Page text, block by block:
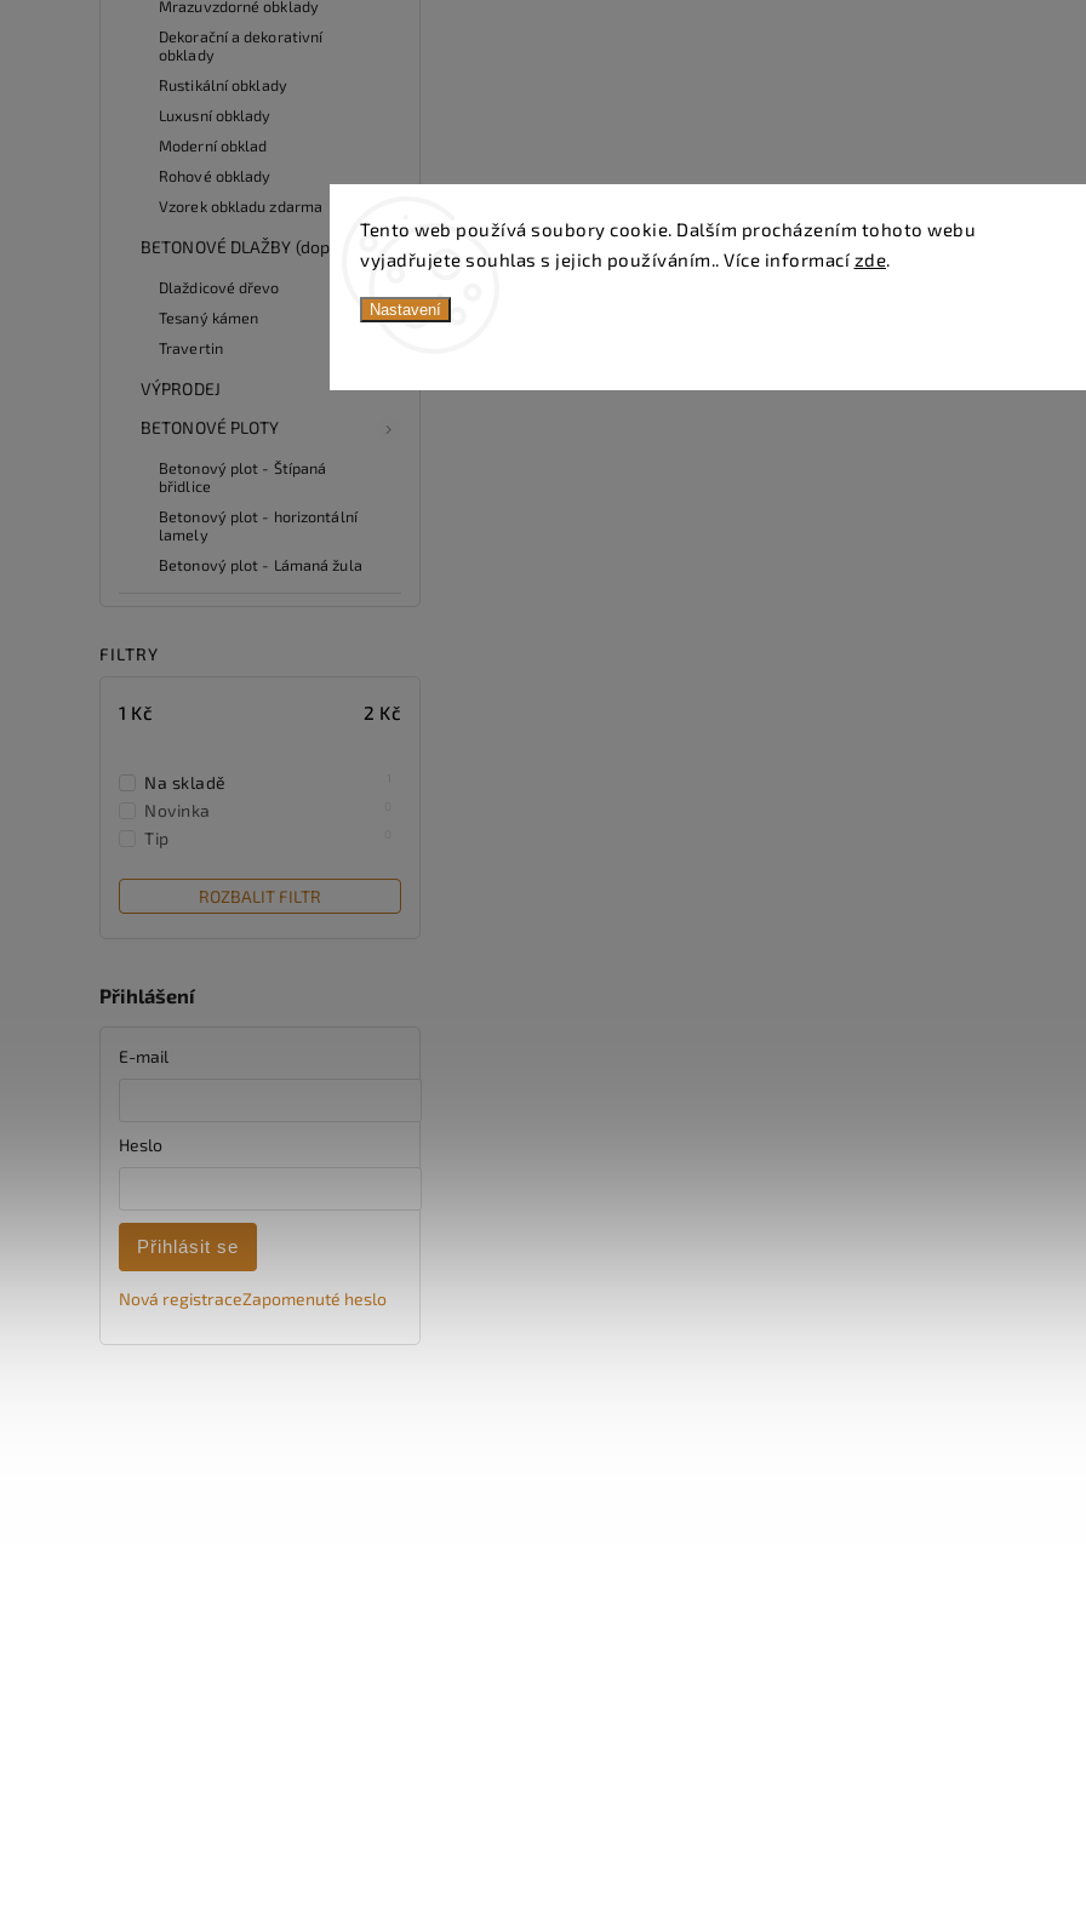
Tento web používá soubory cookie. Dalším procházením tohoto webu
vyjadřujete souhlas s jejich používáním.. Více informací zde.
Nastavení
Mrazuvzdorné obklady
Dekorační a dekorativní
obklady
Rustikální obklady
Luxusní obklady
Moderní obklad
Rohové obklady
Vzorek obkladu zdarma
BETONOVÉ DLAŽBY (doprodej)
Dlaždicové dřevo
Tesaný kámen
Travertin
VÝPRODEJ
BETONOVÉ PLOTY
Betonový plot - Štípaná
břidlice
Betonový plot - horizontální
lamely
Betonový plot - Lámaná žula
FILTRY
1 Kč 2 Kč
Na skladě
Novinka
Tip
ROZBALIT FILTR
Přihlášení
E-mail
Heslo
Přihlásit se
Nová registraceZapomenuté heslo